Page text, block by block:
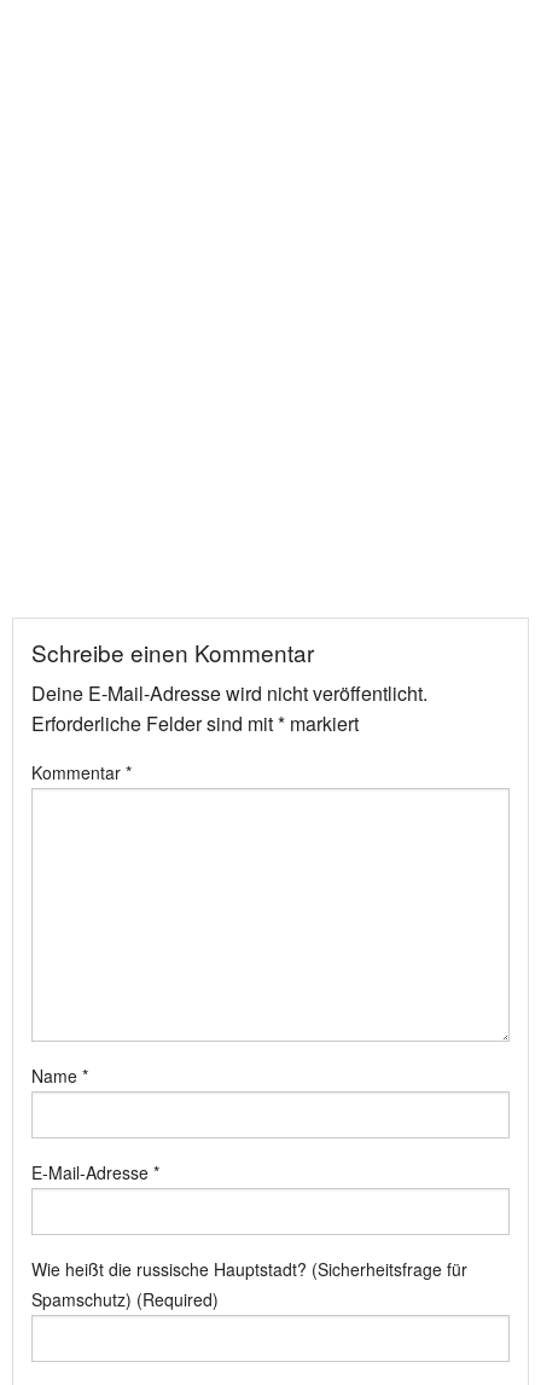
Schreibe einen Kommentar
Deine E-Mail-Adresse wird nicht veröffentlicht.
Erforderliche Felder sind mit* markiert
Kommentar *
Name *
E-Mail-Adresse *
Wie heißt die russische Hauptstadt? (Sicherheitsfrage für
Spamschutz) (Required)